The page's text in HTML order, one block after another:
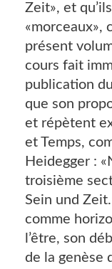
Zeit», et
«morceaux»,
présent
cours fait
publication
que son
et répètent
et Temps,
Heidegger :
troisième
Sein und
comme
l’être, son
de la genèse